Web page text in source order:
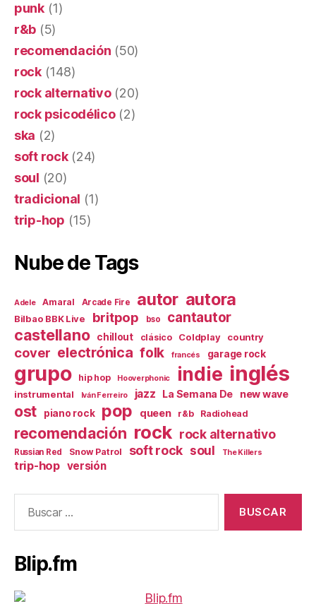
punk(1)
r&b (5)
recomendación (50)
rock(148)
rock alternativo(20)
rock psicodélico(2)
ska (2)
soft rock(24)
soul (20)
tradicional (1)
trip-hop (15)
Nube de Tags
Adele Amaral Arcade Fire autor autora
Bilbao BBK Live britpop bso cantautor
castellano chillout clásico Coldplay country
cover electrónica folk francés garage rock
grupo hip hop Hooverphonic indie inglés
instrumental Iván Ferreiro jazz La Semana De new wave
ost piano rock pop queen r&b Radiohead
recomendación rock rock alternativo
Russian Red Snow Patrol soft rock soul The Killers
trip-hop versión
Blip.fm